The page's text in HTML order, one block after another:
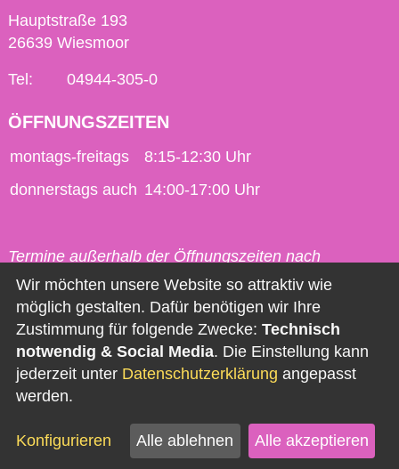
Hauptstraße 193
26639 Wiesmoor
Tel: 04944-305-0
ÖFFNUNGSZEITEN
montags-freitags
8:15-12:30 Uhr
donnerstags auch 14:00-17:00 Uhr
Termine außerhalb der Öffnungszeiten nach
vorheriger Vereinbarung möglich.
Kontakt
Impressum
Datenschutz
Newsletter abonnieren
Wir möchten unsere Website so attraktiv wie
möglich gestalten. Dafür benötigen wir Ihre
Zustimmung für folgende Zwecke: Technisch
notwendig & Social Media. Die Einstellung kann
jederzeit unter Datenschutzerklärung angepasst
werden.
Konfigurieren Alle ablehnen Alle akzeptieren